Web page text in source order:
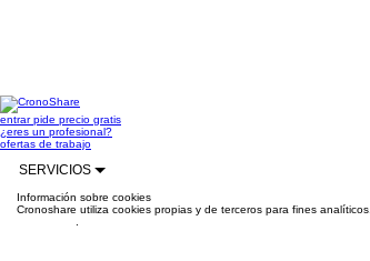
entrarpide precio gratis
¿eres un profesional?
ofertas de trabajo
SERVICIOS
Información sobre cookies
Cronoshare utiliza cookies propias y de terceros para fines